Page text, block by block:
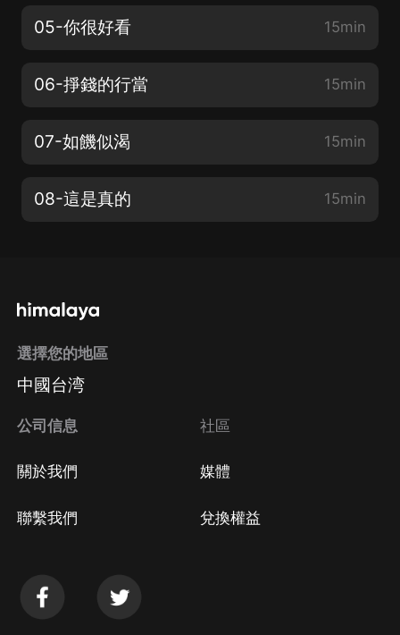
05-你很好看 15min
06-掙錢的行當 15min
07-如饑似渴 15min
08-這是真的 15min
選擇您的地區
中國台湾
公司信息
關於我們
聯繫我們
社區
媒體
兌換權益